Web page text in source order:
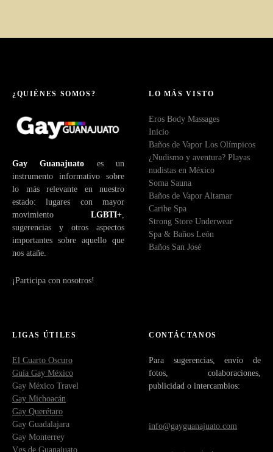
¿QUIÉNES SOMOS?
Gay Guanajuato es un
instrumento informativo sobre
lo más relevante en nuestro
estado: lugares con mayor
movimiento LGBTI+,
sugerencias y otros aspectos
importantes sobre aquello que
nos atañe.
¡Participa con nosotros!
LO MÁS VISTO
Eros Body Massages
Inicio
Baños de Vapor Los Olímpicos
¿Nudismo y aventura? Playas
nudistas en México
Soma Sauna
Baños de Vapor Altamar
Caribe Spa
Strong Store Underwear
Spa & Baños León
Baños San José
LIGAS ÚTILES
El Cuarto Oscuro
Guía Gay México
Gay México Travel
Gay Michoacán
Gay Querétaro
Gay Guadalajara
Gay Monterrey
Vgs de Guanajuato
CONTÁCTANOS
Para sugerencias, envío de
fotos, colaboraciones,
publicidad o intercambios:
info@gayguanajuato.com